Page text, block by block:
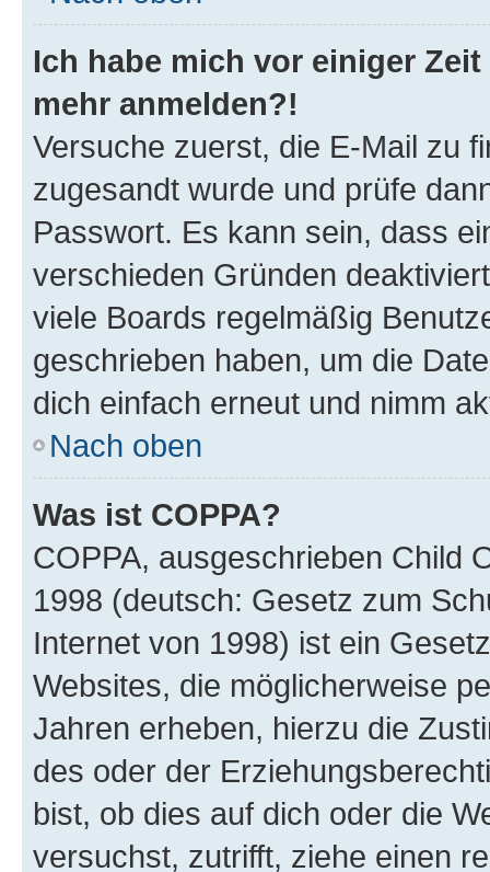
Ich habe mich vor einiger
mehr anmelden?!
Versuche zuerst, die E-Mail zu
zugesandt wurde und prüfe
Passwort. Es kann sein, dass
verschieden Gründen
viele Boards regelmäßig
geschrieben haben, um die
dich einfach erneut und nimm
Nach oben
Was ist COPPA?
COPPA, ausgeschrieben Child
1998 (deutsch: Gesetz zum
Internet von 1998) ist ein
Websites, die möglicherweise
Jahren erheben, hierzu die
des oder der
bist, ob dies auf dich oder die
versuchst, zutrifft, ziehe einen